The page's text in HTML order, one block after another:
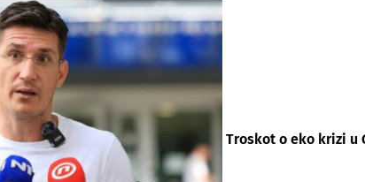
Troskot o eko krizi u